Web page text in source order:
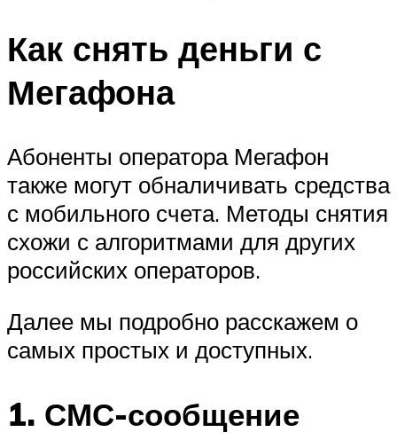
Как снять деньги с
Мегафона
Абоненты оператора Мегафон
также могут обналичивать средства
с мобильного счета. Методы снятия
схожи с алгоритмами для других
российских операторов.
Далее мы подробно расскажем о
самых простых и доступных.
1. СМС-сообщение